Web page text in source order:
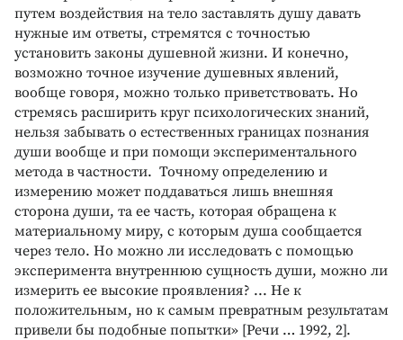
путем воздействия на тело заставлять душу давать
нужные им ответы, стремятся с точностью
установить законы душевной жизни. И конечно,
возможно точное изучение душевных явлений,
вообще говоря, можно только приветствовать. Но
стремясь расширить круг психологических знаний,
нельзя забывать о естественных границах познания
души вообще и при помощи экспериментального
метода в частности. Точному определению и
измерению может поддаваться лишь внешняя
сторона души, та ее часть, которая обращена к
материальному миру, с которым душа сообщается
через тело. Но можно ли исследовать с помощью
эксперимента внутреннюю сущность души, можно ли
измерить ее высокие проявления? ... Не к
положительным, но к самым превратным результатам
привели бы подобные попытки» [Речи … 1992, 2].